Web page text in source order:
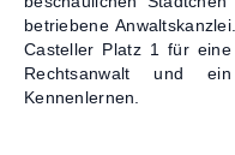
betriebene
Casteller Platz 1 für
Rechtsanwalt und
Kennenlernen.